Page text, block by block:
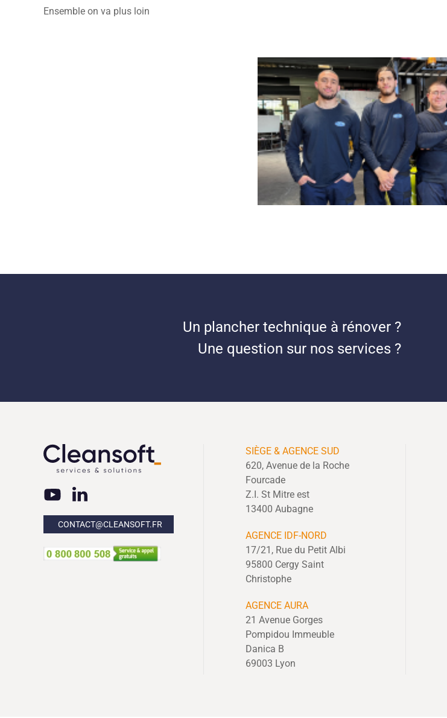
Ensemble on va plus loin
Un plancher technique à rénover ?
Une question sur nos services ?
CONTACT@CLEANSOFT.FR
SIÈGE & AGENCE SUD
620, Avenue de la Roche
Fourcade
Z.I. St Mitre est
13400 Aubagne
AGENCE IDF-NORD
17/21, Rue du Petit Albi
95800 Cergy Saint
Christophe
AGENCE AURA
21 Avenue Gorges
Pompidou Immeuble
Danica B
69003 Lyon